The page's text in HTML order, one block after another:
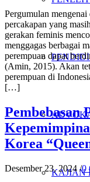
KAJIAN
Pergumulan
percakapan yang
gerakan feminis
menggagas berbagai
perempuan dapat
(Amin, 2015). Akan
perempuan di
[…]
Pembebasan
Korea
Desember 23, 2024 /0